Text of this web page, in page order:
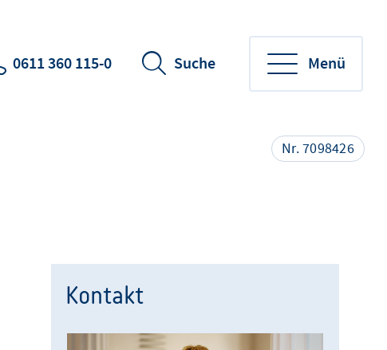
0611 360 115-0 Suche Menü
Nr. 7098426
Kontakt